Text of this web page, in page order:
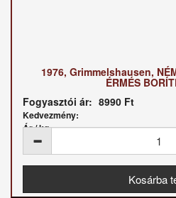
1976, Grimmelshausen,
ÉRMÉS
Fogyasztói ár: 8990 Ft
Kedvezmény:
Ár / kg: